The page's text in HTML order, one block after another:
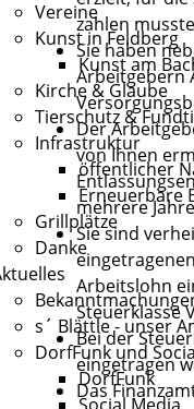
Vereine
Kunst in Feldberg
Kunst am
Kirche & Glaube
Tierschutz &
Infrastruktur
öffentlicher
Erneuerbare
Grillplätze
Danke
s´ Blättle - unser
DorfFunk und
DorfFunk
zahlen
Sie haben
Arbeitgebern
Der
von Ihnen
mehrere
Sie sind
Arbeitslohn
Steuerklasse
Bei der
eingetragen
Das